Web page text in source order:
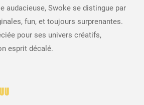
audacieuse, Swoke se distingue par
fun, et toujours surprenantes.
pour ses univers créatifs,
esprit décalé.